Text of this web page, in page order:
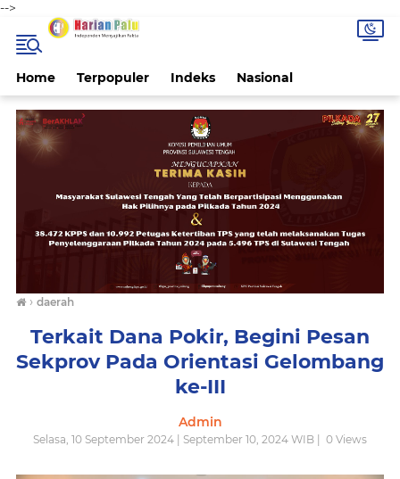
-->
Home Terpopuler Indeks Nasional
› daerah
Terkait Dana Pokir, Begini Pesan
Sekprov Pada Orientasi Gelombang
ke-III
Admin
Selasa, 10 September 2024 | September 10, 2024 WIB | 0 Views